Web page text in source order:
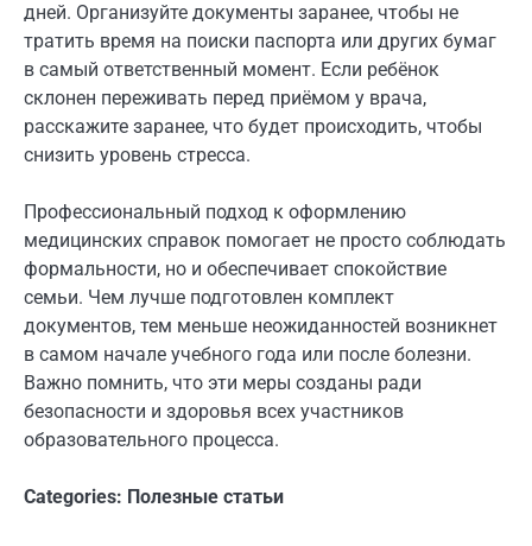
дней. Организуйте документы заранее, чтобы не
тратить время на поиски паспорта или других бумаг
в самый ответственный момент. Если ребёнок
склонен переживать перед приёмом у врача,
расскажите заранее, что будет происходить, чтобы
снизить уровень стресса.
Профессиональный подход к оформлению
медицинских справок помогает не просто соблюдать
формальности, но и обеспечивает спокойствие
семьи. Чем лучше подготовлен комплект
документов, тем меньше неожиданностей возникнет
в самом начале учебного года или после болезни.
Важно помнить, что эти меры созданы ради
безопасности и здоровья всех участников
образовательного процесса.
Categories: Полезные статьи